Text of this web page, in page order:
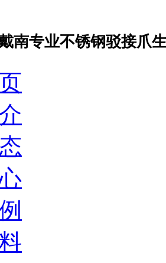
南专业不锈钢驳接爪